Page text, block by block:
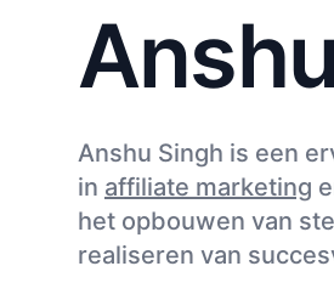
Anshu Singh is een
in affiliate marketing
het opbouwen van
realiseren van